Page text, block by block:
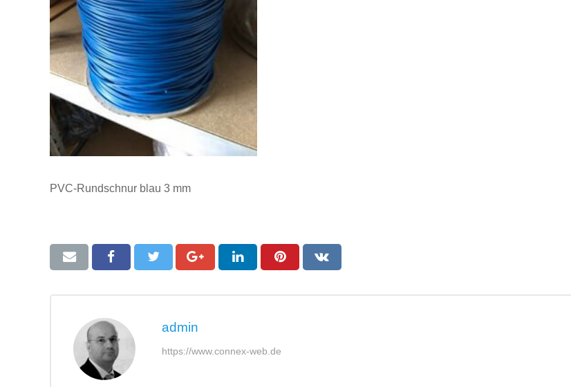
PVC-Rundschnur blau 3 mm
admin
https://www.connex-web.de